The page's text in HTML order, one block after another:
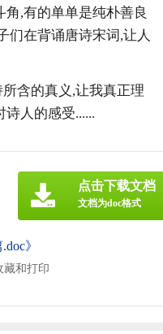
,有的单单是纯朴善良
们在背诵唐诗宋词,让人
含的真义,让我真正理
人的感受......
》
藏和打印
点击下载文档
文档为doc格式